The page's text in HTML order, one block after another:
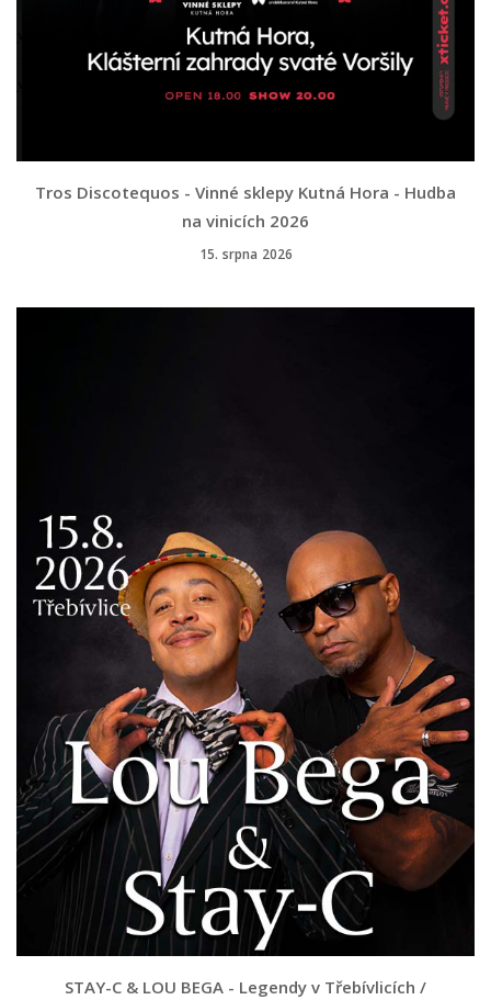
Tros Discotequos - Vinné sklepy Kutná Hora - Hudba
na vinicích 2026
15. srpna 2026
STAY-C & LOU BEGA - Legendy v Třebívlicích /